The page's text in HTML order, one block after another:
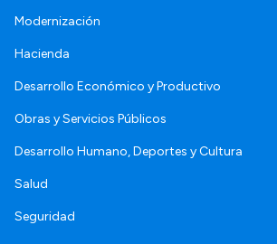
Modernización
Hacienda
Desarrollo Económico y Productivo
Obras y Servicios Públicos
Desarrollo Humano, Deportes y Cultura
Salud
Seguridad